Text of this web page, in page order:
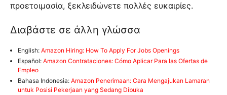
προετοιμασία, ξεκλειδώνετε πολλές ευκαιρίες.
Διαβάστε σε άλλη γλώσσα
English: Amazon Hiring: How To Apply For Jobs Openings
Español: Amazon Contrataciones: Cómo Aplicar Para las Ofertas de
Empleo
Bahasa Indonesia: Amazon Penerimaan: Cara Mengajukan Lamaran
untuk Posisi Pekerjaan yang Sedang Dibuka